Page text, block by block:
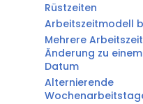
Rüstzeiten
Arbeitszeitmodell
Mehrere
Änderung zu
Datum
Alternierende